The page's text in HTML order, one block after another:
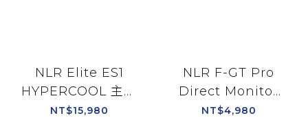
NLR Elite ES1
HYPERCOOL 主動
式通風賽車桶椅 適
NT$15,980
NLR F-GT Pro
Direct Monitor
Mount V2 專用螢
NT$4,980